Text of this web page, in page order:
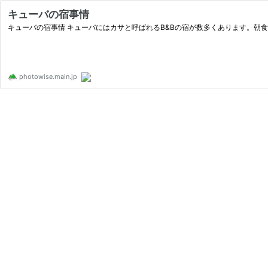
キューバの宿事情
キューバの宿事情 キューバにはカサと呼ばれるB&Bの宿が数多くあります。朝
photowise.main.jp